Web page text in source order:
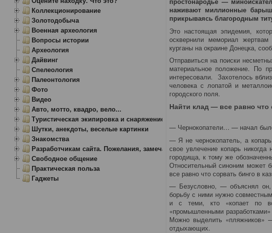
наживают миллионные
прикрываясь благородным
Это настоящая эпидемия,
осквернили мемориал
курганы на окраине Донецка,
Отправиться на поиски
материальное положение. По
интересовали. Захотелось
человека с лопатой и
городского поля.
Найти клад — все равно что
— Чернокопатели… — начал
— Я не чернокопатель, а
свое увлечение копарь
городища, к тому же
Относительный синоним может
все равно что сорвать бинго в
— Безусловно, — объяснял он,
борьбу с ними нужно
и с теми, кто «копает по
«промышленными
Можно выделить «пляжников»
отдыхающих.
Коллекционирование
Золотодобыча
Военная археология
Вопросы истории
Археология
Дайвинг
Спелеология
Палеонтология
Фото
Видео
Авто, мотто, квадро, вело...
Туристическая экипировка и снаряжение
Шутки, анекдоты, веселые картинки
Знакомства
Разработчикам сайта. Пожелания, замечания.
Свободное общение
Практическая польза
Гаджеты